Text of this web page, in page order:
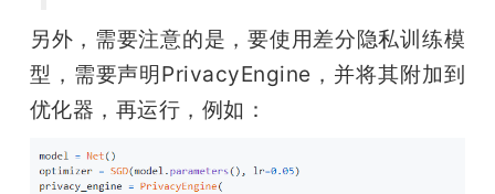
另外，需要注意的是，要使用差分隐私训练模
型，需要声明PrivacyEngine，并将其附加到
优化器，再运行，例如：